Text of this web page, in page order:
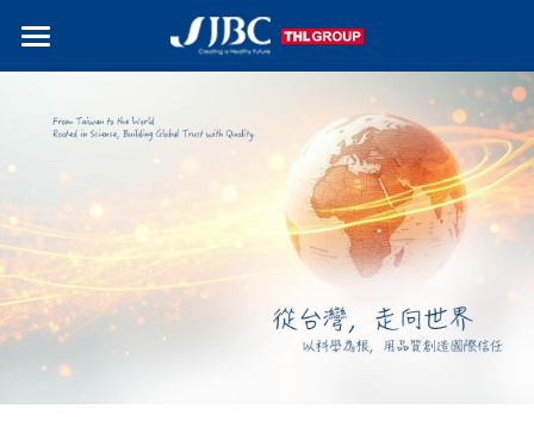
首頁
認識傑登
研發與品質
研發實力
品質控管
展覽
搜索